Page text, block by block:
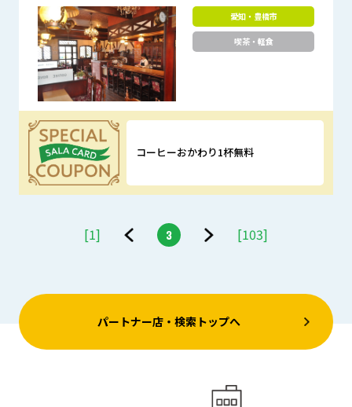
愛知・豊橋市
喫茶・軽食
優待特典
コーヒーおかわり1杯無料
[1] 3 [103]
パートナー店・検索トップへ